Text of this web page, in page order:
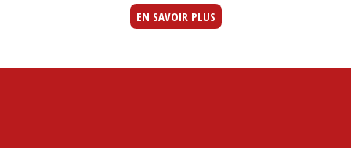
EN SAVOIR PLUS